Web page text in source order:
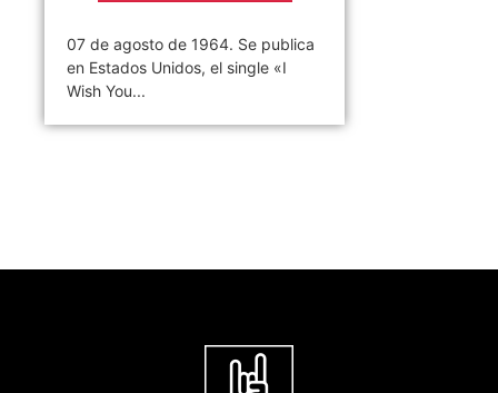
07 de agosto de 1964. Se publica
en Estados Unidos, el single «I
Wish You...